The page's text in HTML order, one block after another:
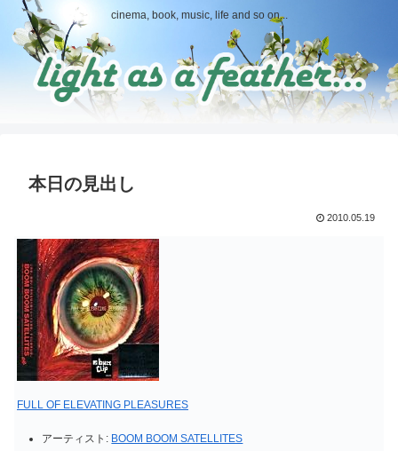
cinema, book, music, life and so on...
本日の見出し
2010.05.19
FULL OF ELEVATING PLEASURES
アーティスト: BOOM BOOM SATELLITES